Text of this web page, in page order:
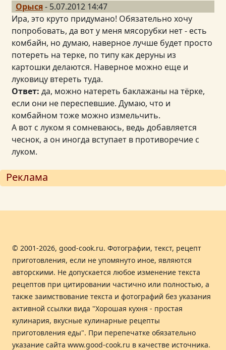
Орыся- 5.07.2012 14:47
Ира, это круто придумано! Обязательно хочу
попробовать, да вот у меня мясорубки нет - есть
комбайн, но думаю, наверное лучше будет просто
потереть на терке, по типу как деруны из
картошки делаются. Наверное можно еще и
луковицу втереть туда.
Ответ: да, можно натереть баклажаны на тёрке,
если они не переспевшие. Думаю, что и
комбайном тоже можно измельчить.
А вот с луком я сомневаюсь, ведь добавляется
чеснок, а он иногда вступает в противоречие с
луком.
Реклама
© 2001-2026, good-cook.ru. Фотографии, текст, рецепт
приготовления, если не упомянуто иное, являются
авторскими. Не допускается любое изменение текста
рецептов при цитировании частично или полностью, а
также заимствование текста и фотографий без указания
активной ссылки вида "Хорошая кухня - простая
кулинария, вкусные кулинарные рецепты
приготовления еды". При перепечатке обязательно
указание сайта www.good-cook.ru в качестве источника.